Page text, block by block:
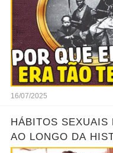
16/07/2025
HÁBITOS SEXUAIS
AO LONGO DA